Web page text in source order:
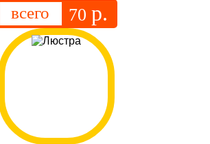
всего 70 р.